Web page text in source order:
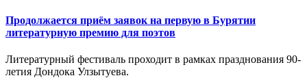
Продолжается приём заявок на первую в Бурятии
литературную премию для поэтов
Литературный фестиваль проходит в рамках празднования 90-
летия Дондока Улзытуева.